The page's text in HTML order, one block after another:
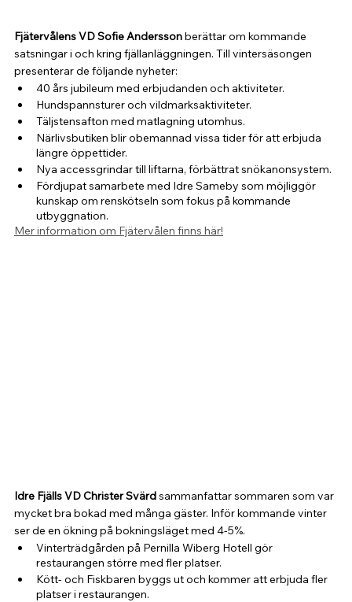
Fjätervålens VD Sofie Andersson berättar om kommande
satsningar i och kring fjällanläggningen. Till vintersäsongen
presenterar de följande nyheter:
40 års jubileum med erbjudanden och aktiviteter.
Hundspannsturer och vildmarksaktiviteter.
Täljstensafton med matlagning utomhus.
Närlivsbutiken blir obemannad vissa tider för att erbjuda
längre öppettider.
Nya accessgrindar till liftarna, förbättrat snökanonsystem.
Fördjupat samarbete med Idre Sameby som möjliggör
kunskap om renskötseln som fokus på kommande
utbyggnation.
Mer information om Fjätervålen finns här!
Idre Fjälls VD Christer Svärd sammanfattar sommaren som var
mycket bra bokad med många gäster. Inför kommande vinter
ser de en ökning på bokningsläget med 4-5%.
Vinterträdgården på Pernilla Wiberg Hotell gör
restaurangen större med fler platser.
Kött- och Fiskbaren byggs ut och kommer att erbjuda fler
platser i restaurangen.